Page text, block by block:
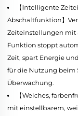
【Intelligente
Abschaltfunktion】
Zeiteinstellungen mit
Funktion stoppt
Zeit, spart Energie
für die Nutzung beim
Überwachung.
【Weiches,
mit einstellbarem,